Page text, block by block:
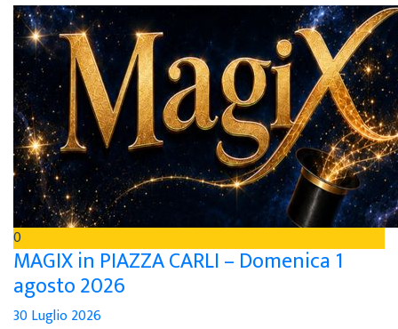
0
MAGIX in PIAZZA CARLI – Domenica 1
agosto 2026
30 Luglio 2026